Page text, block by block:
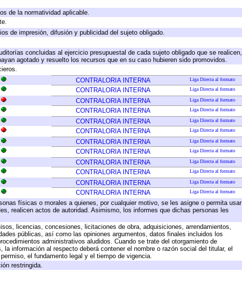
de la normatividad aplicable.
de impresión, difusión y publicidad del sujeto obligado.
concluidas al ejercicio presupuestal de cada sujeto obligado que se realicen,
agotado y resuelto los recursos que en su caso hubieren sido promovidos.
CONTRALORIA INTERNA Liga Directa al formato
CONTRALORIA INTERNA Liga Directa al formato
CONTRALORIA INTERNA Liga Directa al formato
CONTRALORIA INTERNA Liga Directa al formato
CONTRALORIA INTERNA Liga Directa al formato
CONTRALORIA INTERNA Liga Directa al formato
CONTRALORIA INTERNA Liga Directa al formato
CONTRALORIA INTERNA Liga Directa al formato
CONTRALORIA INTERNA Liga Directa al formato
CONTRALORIA INTERNA Liga Directa al formato
CONTRALORIA INTERNA Liga Directa al formato
CONTRALORIA INTERNA Liga Directa al formato
físicas o morales a quienes, por cualquier motivo, se les asigne o permita usar
realicen actos de autoridad. Asimismo, los informes que dichas personas les
licencias, concesiones, licitaciones de obra, adquisiciones, arrendamientos,
públicas, así como las opiniones argumentos, datos finales incluidos los
administrativos aludidos. Cuando se trate del otorgamiento de
información al respecto deberá contener el nombre o razón social del titular, el
el fundamento legal y el tiempo de vigencia.
restringida.